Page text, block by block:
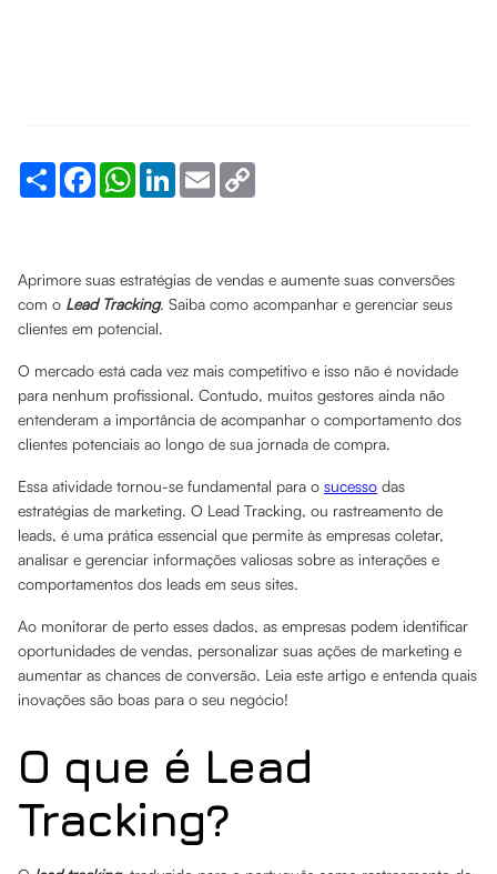
Share FacebookWhatsApp
LinkedInEmail
Aprimore suas estratégias de vendas e aumente suas conversões
com o Lead Tracking. Saiba como acompanhar e gerenciar seus
clientes em potencial.
O mercado está cada vez mais competitivo e isso não é novidade
para nenhum profissional. Contudo, muitos gestores ainda não
entenderam a importância de acompanhar o comportamento dos
clientes potenciais ao longo de sua jornada de compra.
Essa atividade tornou-se fundamental para o sucesso das
estratégias de marketing. O Lead Tracking, ou rastreamento de
leads, é uma prática essencial que permite às empresas coletar,
analisar e gerenciar informações valiosas sobre as interações e
comportamentos dos leads em seus sites.
Ao monitorar de perto esses dados, as empresas podem identificar
oportunidades de vendas, personalizar suas ações de marketing e
aumentar as chances de conversão. Leia este artigo e entenda quais
inovações são boas para o seu negócio!
O que é Lead
Tracking?